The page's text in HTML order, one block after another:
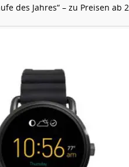
des Jahres“ – zu Preisen ab